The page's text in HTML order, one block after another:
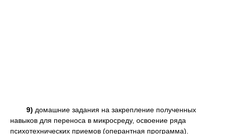
9) домашние задания на закрепление полученных
навыков для переноса в микросреду, освоение ряда
психотехнических приемов (оперантная программа).